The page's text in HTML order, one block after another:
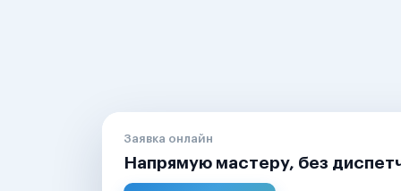
Заявка онлайн
Напрямую мастеру, без